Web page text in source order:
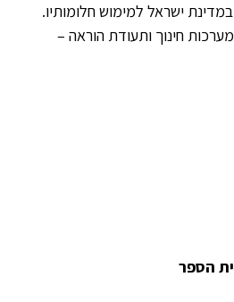
ישראל למימוש חלומותיו.
חינוך ותעודת הוראה –
הספר